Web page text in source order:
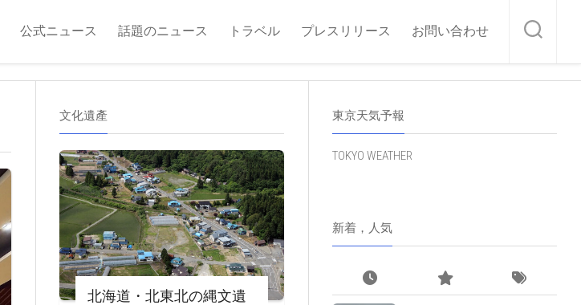
公式ニュース 話題のニュース トラベル プレスリリース お問い合わせ
東京天気予報
TOKYO WEATHER
新着，人気
文化遺產
北海道・北東北の縄文遺